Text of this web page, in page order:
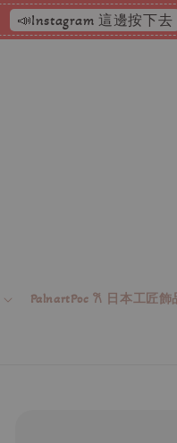
📣Instagram 這邊按下去
PalnartPoc 𐙚 日本工匠